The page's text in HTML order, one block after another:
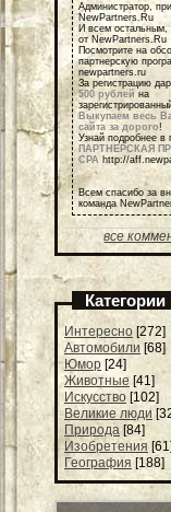
Администратор,
NewPartners.Ru
И всем
от NewPartners.Ru
Посмотрите на
партнерскую
newpartners.ru
За регистрацию
500 рублей на
Выкупаем весь
сайта за дорого!
Узнай подробнее в
ПАРТНЕРСКАЯ
СРА http://
Всем спасибо за
команда
все
Интересно [272]
Автомобили [68]
Юмор [24]
Животные [41]
Искусство [102]
Великие люди
Природа [84]
Изобретения [61]
География [188]